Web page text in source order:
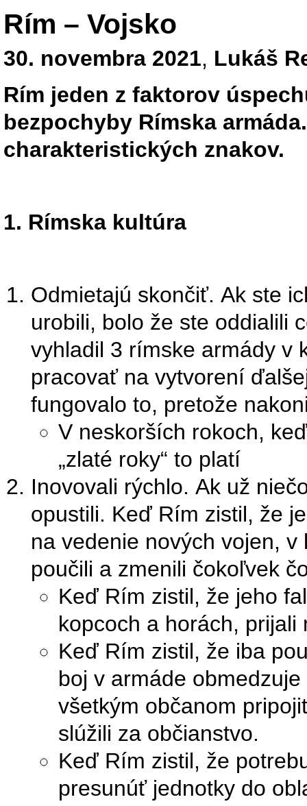
Rím – Vojsko
30. novembra 2021, Lukáš
Rím jeden z faktorov
bezpochyby Rímska
charakteristických znakov.
1. Rímska kultúra
Odmietajú skončiť. Ak ste
urobili, bolo že ste oddialili
vyhladil 3 rímske armády v
pracovať na vytvorení
fungovalo to, pretože
V neskorších rokoch,
„zlaté roky“ to platí
Inovovali rýchlo. Ak už
opustili. Keď Rím zistil, že
na vedenie nových vojen,
poučili a zmenili čokoľvek
Keď Rím zistil, že jeho
kopcoch a horách,
Keď Rím zistil, že iba
boj v armáde
všetkým občanom
slúžili za občianstvo.
Keď Rím zistil, že
presunúť jednotky do